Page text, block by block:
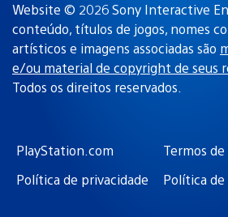
Website © 2026 Sony Interactive
conteúdo, títulos de jogos, nomes
artísticos e imagens associadas são
e/ou material de copyright de seus
Todos os direitos reservados.
PlayStation.com
Termos de
Política de privacidade
Política